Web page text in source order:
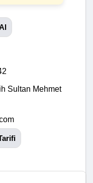
Sultan Mehmet